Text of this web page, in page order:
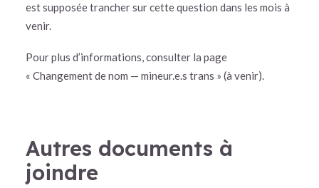
est supposée trancher sur cette question dans les mois à
venir.
Pour plus d’informations, consulter la page
« Changement de nom — mineur.e.s trans » (à venir).
Autres documents à
joindre